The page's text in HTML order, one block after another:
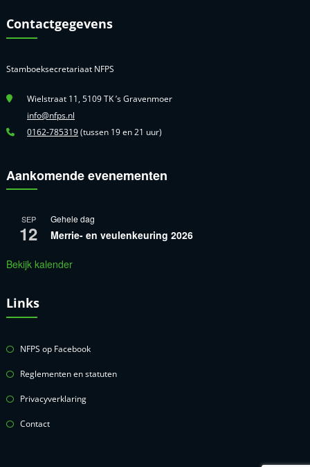
Contactgegevens
Stamboeksecretariaat NFPS
Wielstraat 11, 5109 TK ’s Gravenmoer
info@nfps.nl
0162-785319(tussen 19 en 21 uur)
Aankomende evenementen
SEP
12
Gehele dag
Merrie- en veulenkeuring 2026
Bekijk kalender
Links
NFPS op Facebook
Reglementen en statuten
Privacyverklaring
Contact